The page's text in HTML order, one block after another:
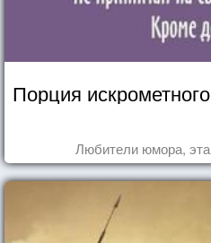
Порция
Любители юмора,